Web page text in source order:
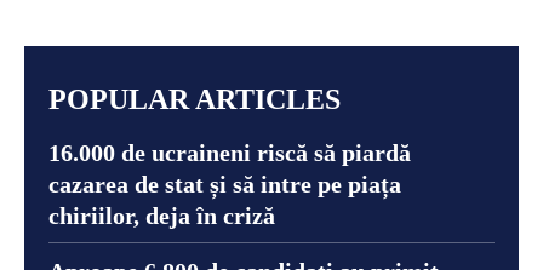
POPULAR ARTICLES
16.000 de ucraineni riscă să piardă
cazarea de stat și să intre pe piața
chiriilor, deja în criză